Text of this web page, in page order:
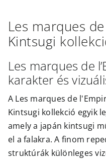
Les marques de
Kintsugi
Les marques de
karakter és
A Les marques de
Kintsugi kollekció egyik
amely a japán kintsugi
el a falakra. A finom
struktúrák különleges